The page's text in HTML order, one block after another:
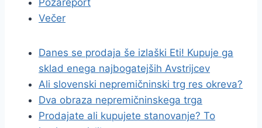
Požareport
Večer
Danes se prodaja še izlaški Eti! Kupuje ga
sklad enega najbogatejših Avstrijcev
Ali slovenski nepremičninski trg res okreva?
Dva obraza nepremičninskega trga
Prodajate ali kupujete stanovanje? To